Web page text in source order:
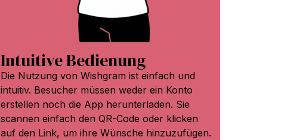
Intuitive Bedienung
Die Nutzung von Wishgram ist einfach und
intuitiv. Besucher müssen weder ein Konto
erstellen noch die App herunterladen. Sie
scannen einfach den QR-Code oder klicken
auf den Link, um ihre Wünsche hinzuzufügen.